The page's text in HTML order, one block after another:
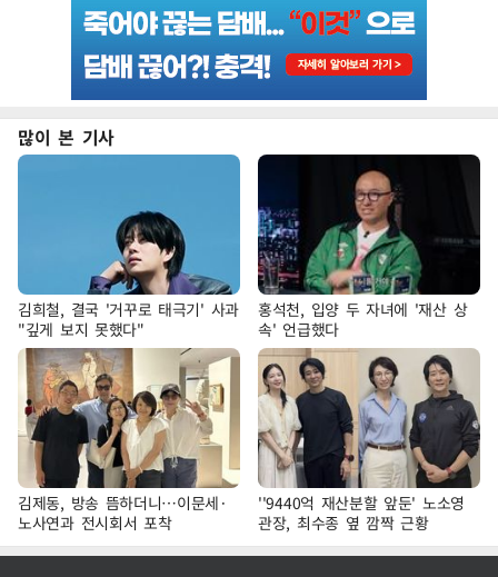
많이 본 기사
김희철, 결국 '거꾸로 태극기' 사과
"깊게 보지 못했다"
홍석천, 입양 두 자녀에 '재산 상
속' 언급했다
김제동, 방송 뜸하더니…이문세·
노사연과 전시회서 포착
''9440억 재산분할 앞둔' 노소영
관장, 최수종 옆 깜짝 근황